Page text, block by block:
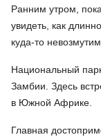
Ранним утром,
увидеть, как
куда-то
Национальный
Замбии. Здесь
в Южной Африке.
Главная